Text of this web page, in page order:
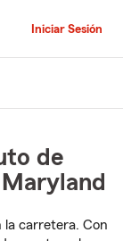
Iniciar Sesión
de
la carretera. Con